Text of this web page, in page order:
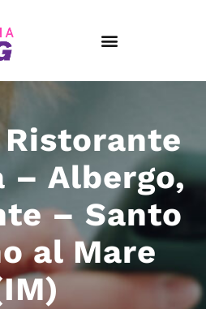
– Albergo,
– Santo
al Mare